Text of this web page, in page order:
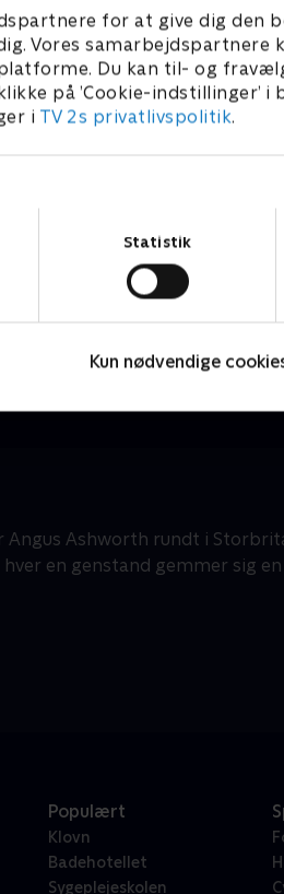
for at give dig den
Vores samarbejdspartnere
Du kan til- og
på ’Cookie-indstillinger’ i
i TV 2s privatlivspolitik.
Statistik
Kun nødvendige
Angus Ashworth rundt i
en genstand gemmer sig
Populært
Klovn
Badehotellet
Sygeplejeskolen